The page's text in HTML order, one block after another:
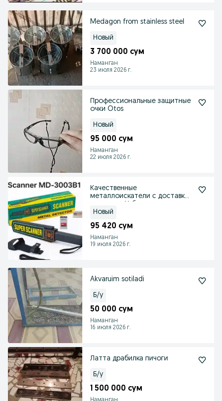
Medagon from stainless steel
Новый
3 700 000 сум
Наманган
23 июля 2026 г.
Профессиональные защитные
очки Otos
Новый
95 000 сум
Наманган
22 июля 2026 г.
Качественные
металлоискатели с доставкой
Новый
95 420 сум
Наманган
19 июля 2026 г.
Akvaruim sotiladi
Б/у
50 000 сум
Наманган
16 июля 2026 г.
Латта драбилка пичоги
Б/у
1 500 000 сум